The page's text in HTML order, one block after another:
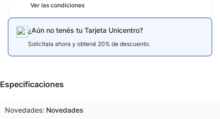
Ver las condiciones
¿Aún no tenés tu Tarjeta Unicentro?
Solicitala ahora y obtené 20% de descuento.
Especificaciones
Novedades Novedades